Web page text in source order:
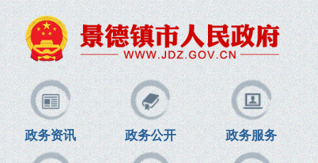
政务资讯 政务公开 政务服务